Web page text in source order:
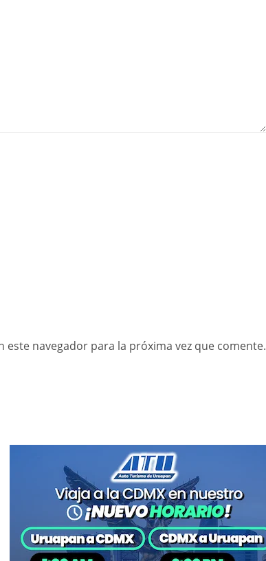
navegador para la próxima vez que comente.